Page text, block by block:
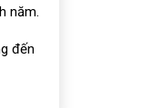
năm.
đến